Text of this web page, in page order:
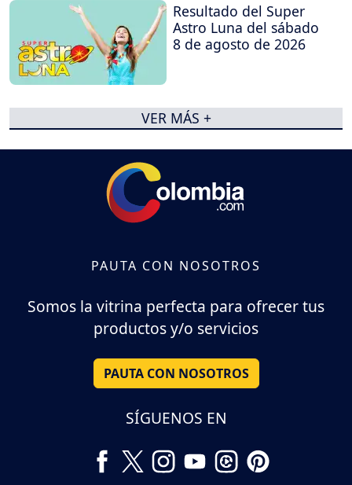
Resultado del Super
Astro Luna del sábado
8 de agosto de 2026
VER MÁS +
PAUTA CON NOSOTROS
Somos la vitrina perfecta para ofrecer tus
productos y/o servicios
PAUTA CON NOSOTROS
SÍGUENOS EN